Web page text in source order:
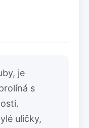
je
s
uličky,